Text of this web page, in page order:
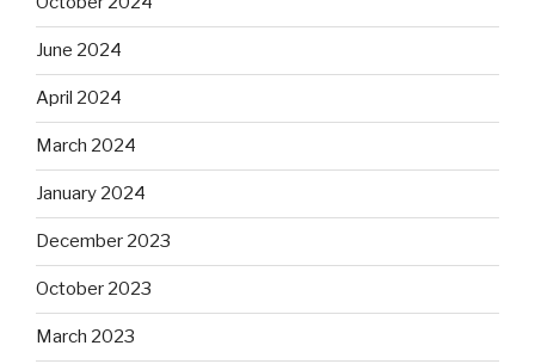
June 2024
April 2024
March 2024
January 2024
December 2023
October 2023
March 2023